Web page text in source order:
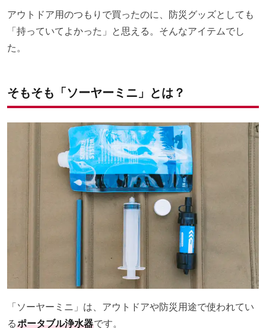
アウトドア用のつもりで買ったのに、防災グッズとしても
「持っていてよかった」と思える。そんなアイテムでし
た。
そもそも「ソーヤーミニ」とは？
「ソーヤーミニ」は、アウトドアや防災用途で使われてい
るポータブル浄水器です。